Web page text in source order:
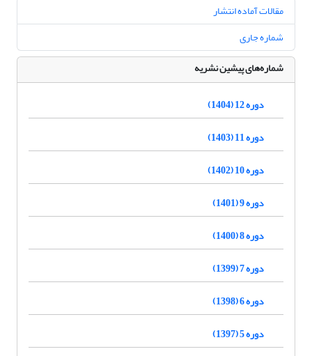
مقالات آماده انتشار
شماره جاری
شماره‌های پیشین نشریه
دوره 12 (1404)
دوره 11 (1403)
دوره 10 (1402)
دوره 9 (1401)
دوره 8 (1400)
دوره 7 (1399)
دوره 6 (1398)
دوره 5 (1397)